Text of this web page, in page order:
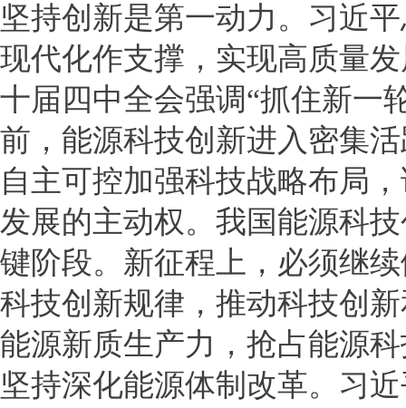
坚持创新是第一动力。习近
现代化作支撑，实现高质量
十届四中全会强调“抓住新一
前，能源科技创新进入密集
自主可控加强科技战略布局
发展的主动权。我国能源科
键阶段。新征程上，必须继
科技创新规律，推动科技创
能源新质生产力，抢占能源
坚持深化能源体制改革。习